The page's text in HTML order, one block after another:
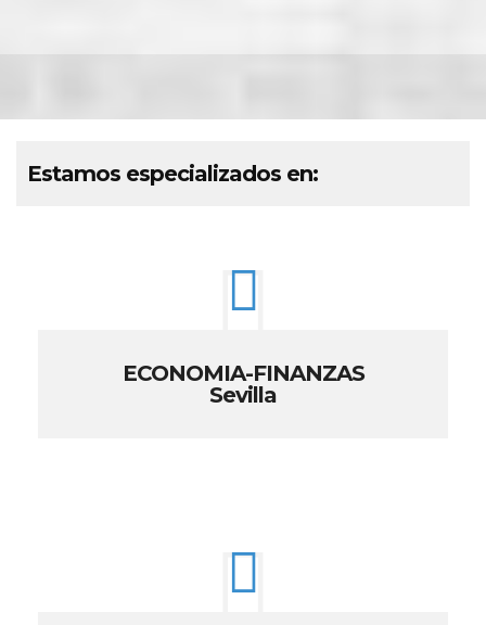
Estamos especializados en:
ECONOMIA-FINANZAS
Sevilla